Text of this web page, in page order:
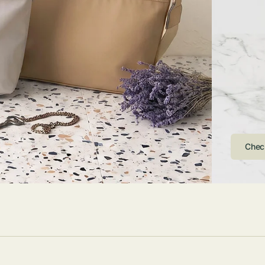
ンバッグ
ッグ・サ
グ
ル・ハッ
ローブ
・サング
ルーペ
チ・ソッ